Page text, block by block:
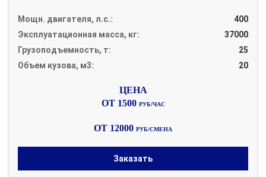
Мощн. двигателя, л.с.:
400
Эксплуатационная масса, кг:
37000
Грузоподъемность, т:
25
Объем кузова, м3:
20
ОТ 1500 РУБ/ЧАС
ОТ 12000 РУБ/СМЕНА
Заказать